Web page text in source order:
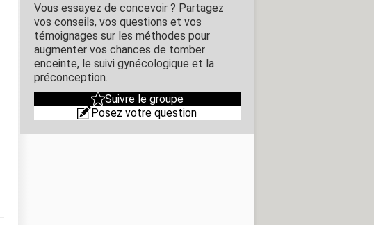
Vous essayez de concevoir ? Partagez
vos conseils, vos questions et vos
témoignages sur les méthodes pour
augmenter vos chances de tomber
enceinte, le suivi gynécologique et la
préconception.
Suivre le groupe
Posez votre question